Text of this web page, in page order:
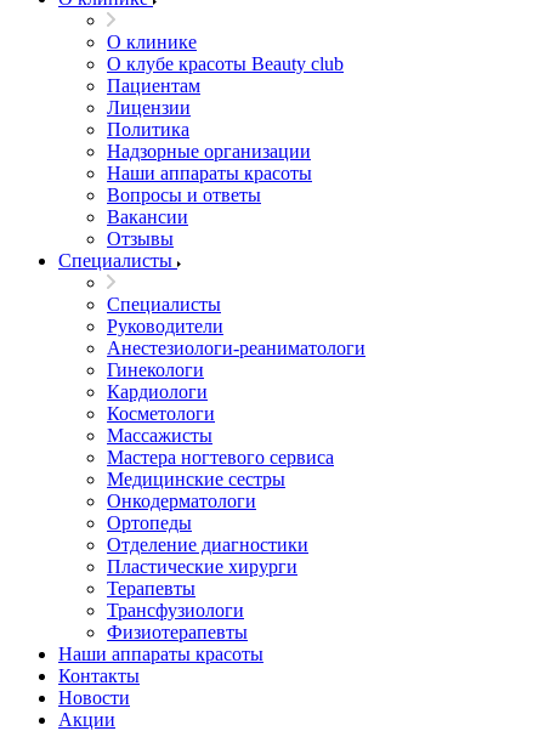
О клинике
О клубе красоты Beauty club
Пациентам
Лицензии
Политика
Надзорные организации
Наши аппараты красоты
Вопросы и ответы
Вакансии
Отзывы
Специалисты
Специалисты
Руководители
Анестезиологи-реаниматологи
Гинекологи
Кардиологи
Косметологи
Массажисты
Мастера ногтевого сервиса
Медицинские сестры
Онкодерматологи
Ортопеды
Отделение диагностики
Пластические хирурги
Терапевты
Трансфузиологи
Физиотерапевты
Наши аппараты красоты
Контакты
Новости
Акции